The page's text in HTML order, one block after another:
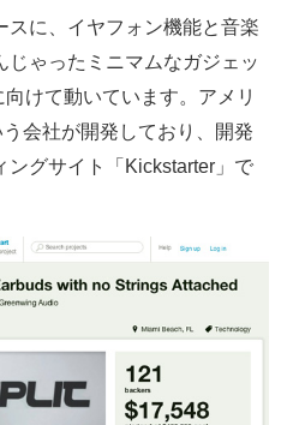
に、イヤフォン機能と音楽
じゃったミニマムなガジェッ
けて動いています。アメリ
会社が開発しており、開発
ングサイト「Kickstarter」で